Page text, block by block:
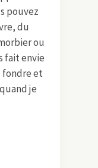
pouvez
du
ou
fait envie
fondre et
je